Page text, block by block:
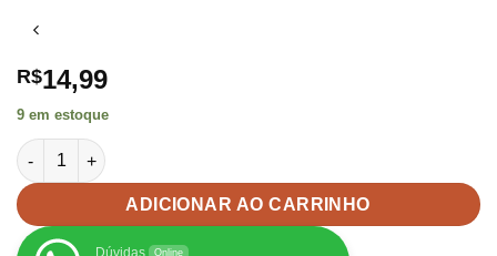
R$14,99
9 em estoque
Miçanga Entremeio Oval Frizado 7x11mm Colorida - 100 unid.
ADICIONAR AO CARRINHO
Online